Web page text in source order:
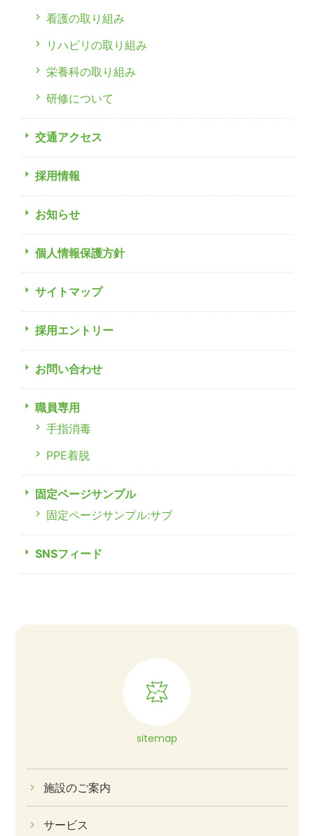
看護の取り組み
リハビリの取り組み
栄養科の取り組み
研修について
交通アクセス
採用情報
お知らせ
個人情報保護方針
サイトマップ
採用エントリー
お問い合わせ
職員専用
手指消毒
PPE着脱
固定ページサンプル
固定ページサンプル:サブ
SNSフィード
sitemap
施設のご案内
サービス